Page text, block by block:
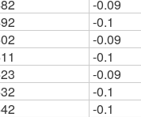
-0.09
-0.1
-0.09
-0.1
-0.09
-0.1
-0.1